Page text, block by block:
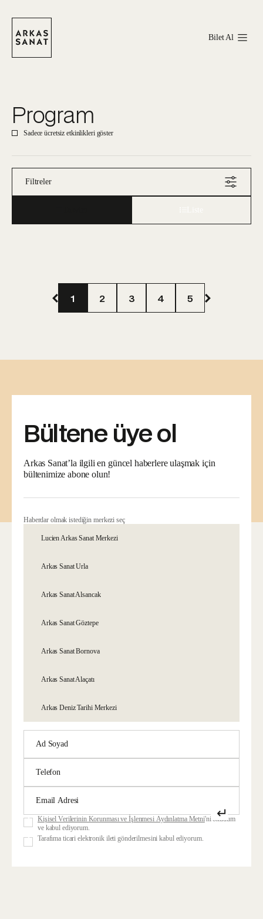
Bilet Al
Program
Sadece ücretsiz etkinlikleri göster
Filtreler
1 2 3 4 5
Bültene üye ol
Arkas Sanat’la ilgili en güncel haberlere ulaşmak için
bültenimize abone olun!
Haberdar olmak istediğin merkezi seç
Lucien Arkas Sanat Merkezi
Arkas Sanat Urla
Arkas Sanat Alsancak
Arkas Sanat Göztepe
Arkas Sanat Bornova
Arkas Sanat Alaçatı
Arkas Deniz Tarihi Merkezi
Kişisel Verilerinin Korunması ve İşlenmesi Aydınlatma Metni'ni okudum
ve kabul ediyorum.
Tarafıma ticari elektronik ileti gönderilmesini kabul ediyorum.
↵